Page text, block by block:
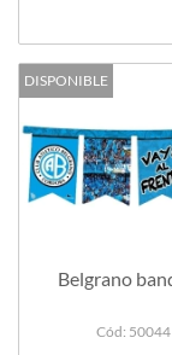
DISPONIBLE
Belgrano
Cód: 50044